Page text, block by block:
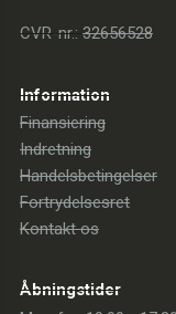
CVR-nr.: 32656528
Information
Finansiering
Indretning
Handelsbetingelser
Fortrydelsesret
Kontakt os
Åbningstider